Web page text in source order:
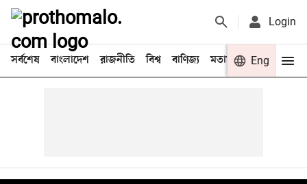
Login
সর্বশেষ বাংলাদেশ রাজনীতি বিশ্ব বাণিজ্য মতামত খেলা
Eng